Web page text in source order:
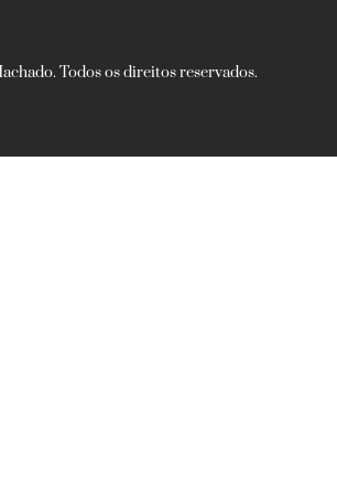
Todos os direitos reservados.